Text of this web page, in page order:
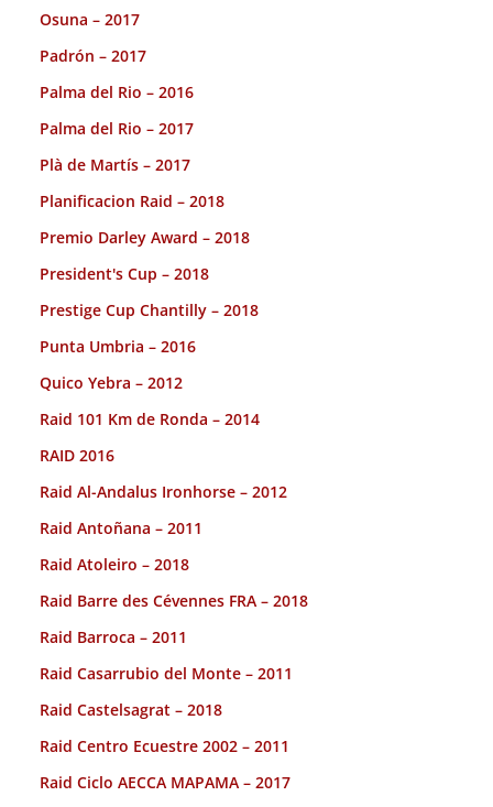
Osuna – 2017
Padrón – 2017
Palma del Rio – 2016
Palma del Rio – 2017
Plà de Martís – 2017
Planificacion Raid – 2018
Premio Darley Award – 2018
President's Cup – 2018
Prestige Cup Chantilly – 2018
Punta Umbria – 2016
Quico Yebra – 2012
Raid 101 Km de Ronda – 2014
RAID 2016
Raid Al-Andalus Ironhorse – 2012
Raid Antoñana – 2011
Raid Atoleiro – 2018
Raid Barre des Cévennes FRA – 2018
Raid Barroca – 2011
Raid Casarrubio del Monte – 2011
Raid Castelsagrat – 2018
Raid Centro Ecuestre 2002 – 2011
Raid Ciclo AECCA MAPAMA – 2017